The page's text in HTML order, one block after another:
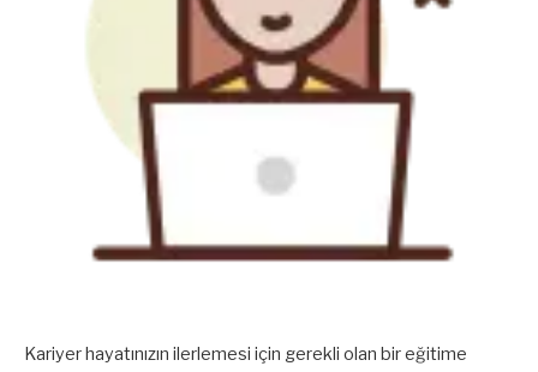
Kariyer hayatınızın ilerlemesi için gerekli olan bir eğitime